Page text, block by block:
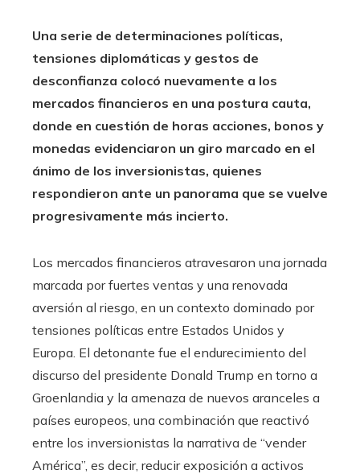
Una serie de determinaciones políticas,
tensiones diplomáticas y gestos de
desconfianza colocó nuevamente a los
mercados financieros en una postura cauta,
donde en cuestión de horas acciones, bonos y
monedas evidenciaron un giro marcado en el
ánimo de los inversionistas, quienes
respondieron ante un panorama que se vuelve
progresivamente más incierto.
Los mercados financieros atravesaron una jornada
marcada por fuertes ventas y una renovada
aversión al riesgo, en un contexto dominado por
tensiones políticas entre Estados Unidos y
Europa. El detonante fue el endurecimiento del
discurso del presidente Donald Trump en torno a
Groenlandia y la amenaza de nuevos aranceles a
países europeos, una combinación que reactivó
entre los inversionistas la narrativa de “vender
América”, es decir, reducir exposición a activos